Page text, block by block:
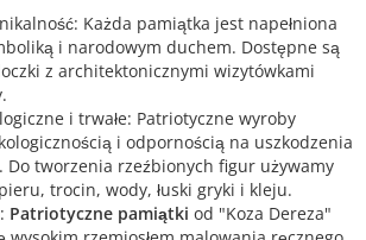
Każda pamiątka jest napełniona
i narodowym duchem. Dostępne są
z architektonicznymi wizytówkami
i trwałe: Patriotyczne wyroby
i odpornością na uszkodzenia
Do tworzenia rzeźbionych figur używamy
trocin, wody, łuski gryki i kleju.
Patriotyczne pamiątki od "Koza Dereza"